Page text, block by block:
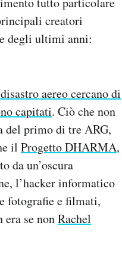
creatori
degli ultimi anni:
aereo cercano di
capitati. Ciò che non
del primo di tre ARG,
il Progetto DHARMA,
da un’oscura
l’hacker informatico
fotografie e filmati,
se nonRachel